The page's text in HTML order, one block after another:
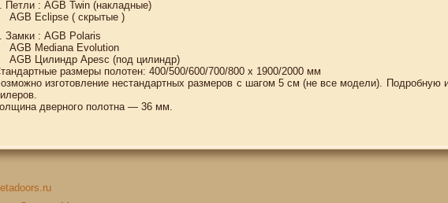
Петли : AGB Twin (накладные)
AGB Eclipse ( скрытые )
Замки : AGB Polaris
AGB Mediana Evolution
AGB Цилиндр Apesc (под цилиндр)
размеры полотен: 400/500/600/700/800 x 1900/2000 мм
изготовление нестандартных размеров с шагом 5 см (не все модели). Подробную
дверного полотна — 36 мм.